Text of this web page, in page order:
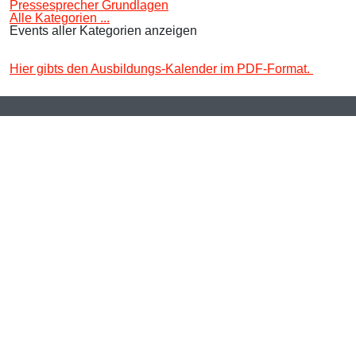
Pressesprecher Grundlagen
Alle Kategorien ...
Events aller Kategorien anzeigen
Hier gibts den Ausbildungs-Kalender im PDF-Format.